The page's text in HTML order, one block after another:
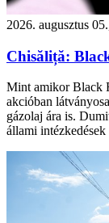
2026. augusztus
Chisăliță:
Mint amikor Black
akcióban
gázolaj ára is.
állami